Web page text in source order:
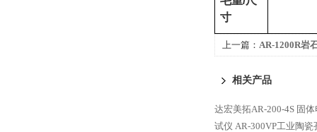
寸
上一篇： AR-1200R岩
相关产品
达宏美拓AR-200-4S 固
试仪 AR-300VP工业陶